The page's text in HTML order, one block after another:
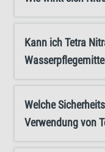
Kann ich Tetra
Welche
Verwendung von